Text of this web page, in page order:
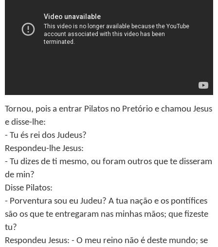
Tornou, pois a entrar Pilatos no Pretório e chamou Jesus
e disse-lhe:
- Tu és rei dos Judeus?
Respondeu-lhe Jesus:
- Tu dizes de ti mesmo, ou foram outros que te disseram
de min?
Disse Pilatos:
- Porventura sou eu Judeu? A tua nação e os pontífices
são os que te entregaram nas minhas mãos; que fizeste
tu?
Respondeu Jesus: - O meu reino não é deste mundo; se